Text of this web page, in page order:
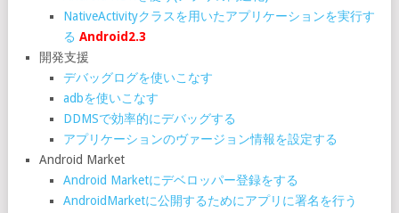
NativeActivityクラスを用いたアプリケーションを実行す
る Android2.3
開発支援
デバッグログを使いこなす
adbを使いこなす
DDMSで効率的にデバッグする
アプリケーションのヴァージョン情報を設定する
Android Market
Android Marketにデベロッパー登録をする
AndroidMarketに公開するためにアプリに署名を行う